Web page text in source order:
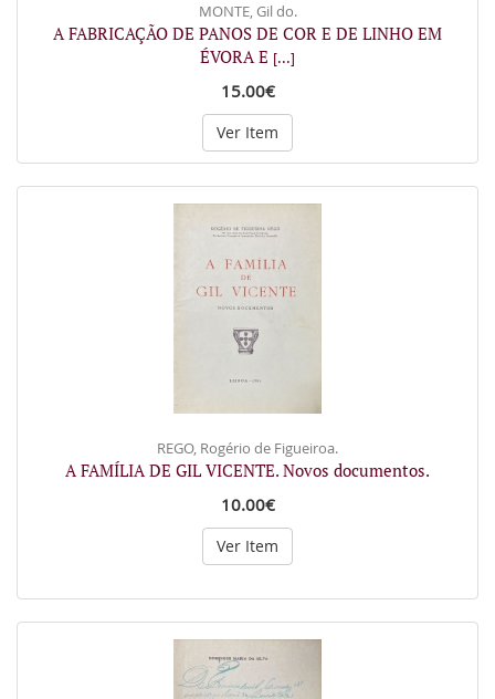
MONTE, Gil do.
A FABRICAÇÃO DE PANOS DE COR E DE LINHO EM
ÉVORA E [...]
15.00€
Ver Item
REGO, Rogério de Figueiroa.
A FAMÍLIA DE GIL VICENTE. Novos documentos.
10.00€
Ver Item